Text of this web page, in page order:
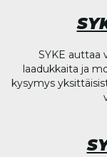
SYKE auttaa
laadukkaita ja
kysymys